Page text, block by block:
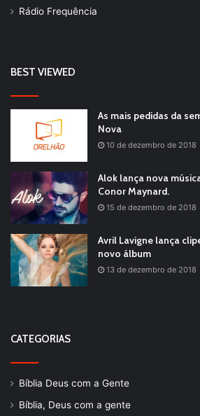
Rádio Frequência
BEST VIEWED
As mais pedidas da
Nova
10 de dezembro de 2018
Alok lança nova
Conor Maynard.
15 de dezembro de 2018
Avril Lavigne lança
novo álbum
13 de dezembro de 2018
CATEGORIAS
Bíblia Deus com a Gente
Bíblia, Deus com a gente